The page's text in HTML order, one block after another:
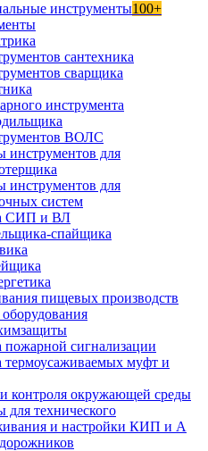
инструменты100+
сантехника
сварщика
инструмента
ВОЛС
инструментов для
инструментов для
систем
СИП и ВЛ
спайщика
пищевых производств
пожарной сигнализации
термоусаживаемых муфт и
контроля окружающей среды
для технического
и настройки КИП и А